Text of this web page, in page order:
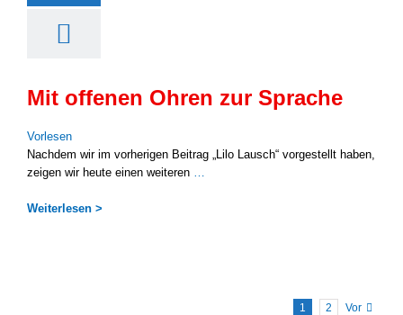
Mit offenen Ohren zur Sprache
Vor­le­sen
Nach­dem wir im vor­he­ri­gen Bei­trag „Lilo Lausch“ vor­ge­stellt haben,
zei­gen wir heu­te einen wei­te­ren
Wei­ter­le­sen >
1 2 Vor